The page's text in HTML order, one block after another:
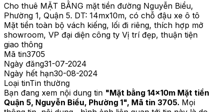
Cho thuê MẶT BẰNG mặt tiền đường Nguyễn Biểu,
Phường 1, Quận 5. DT: 14mx10m, có chỗ đậu xe ô tô
Mặt tiền toàn bộ vách kiếng, lối đi riêng, thích hợp mở
showroom, VP đại diện công ty Vị trí đẹp, thuận tiện
giao thông
Mã tin3705
Ngày đăng31-07-2024
Ngày hết hạn30-08-2024
Loại tinTin thường
Bạn đang xem nội dung tin "Mặt bằng 14x10m Mặt tiền
Quận 5, Nguyễn Biểu, Phường 1", Mã tin 3705. Mọi